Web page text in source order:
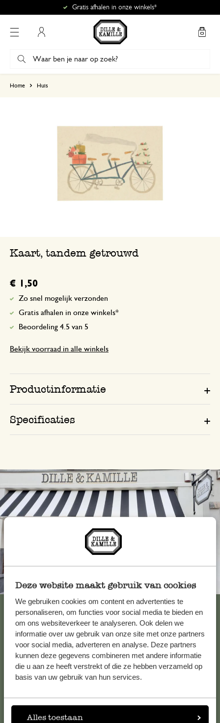
Deze website maakt gebruik van cookies
We gebruiken cookies om content en advertenties te
personaliseren, om functies voor social media te bieden en
om ons websiteverkeer te analyseren. Ook delen we
informatie over uw gebruik van onze site met onze partners
voor social media, adverteren en analyse. Deze partners
kunnen deze gegevens combineren met andere informatie
die u aan ze heeft verstrekt of die ze hebben verzameld op
basis van uw gebruik van hun services.
Alles toestaan
Gratis afhalen in onze winkels*
Home Huis
Kaart, tandem getrouwd
€ 1,50
Zo snel mogelijk verzonden
Gratis afhalen in onze winkels*
Beoordeling 4.5 van 5
Bekijk voorraad in alle winkels
Productinformatie
Specificaties
Altijd in de buurt
Bekijk alle 62 winkels
Klantenservice
Voor vragen, tips of hulp kun je contact opnemen met onze
meestgestelde vragen